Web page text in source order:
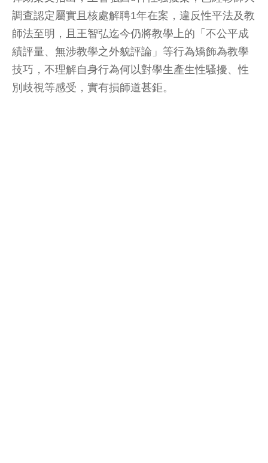
調查認定屬實且核處解聘1年在案，違反性平法及教
師法至明，且王智弘迄今仍將教學上的「不公平成
績評量、無涉教學之外貌評論」等行為矯飾為教學
技巧，不理解自身行為何以對學生產生性騷擾、性
別歧視等感受，實有損師道甚鉅。